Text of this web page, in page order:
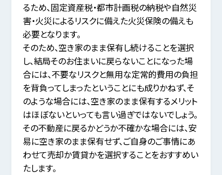
るため、固定資産税・都市計画税の納税や自然災
害・火災によるリスクに備えた火災保険の備えも
必要となります。
そのため、空き家のまま保有し続けることを選択
し、結局そのお住まいに戻らないことになった場
合には、不要なリスクと無用な定常的費用の負担
を背負ってしまったということにも成りかねず、そ
のような場合には、空き家のまま保有するメリット
はほぼないといっても言い過ぎではないでしょう。
その不動産に戻るかどうか不確かな場合には、安
易に空き家のまま保有せず、ご自身のご事情にあ
わせて売却か賃貸かを選択することをおすすめい
たします。